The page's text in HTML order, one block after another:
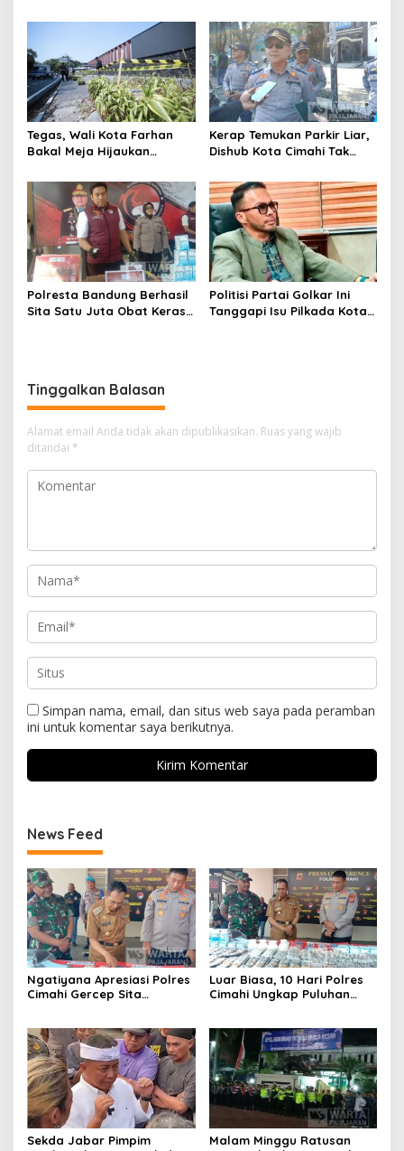
Cimahi Lakukan
Motor Berknalpot Brong
Tegas, Wali Kota Farhan
Bakal Meja Hijaukan
Riau
Kerap Temukan Parkir Liar,
Dishub Kota Cimahi Tak
Pembinaan
Polresta Bandung Berhasil
Sita Satu Juta Obat Keras
Politisi Partai Golkar Ini
Tanggapi Isu Pilkada Kota
Tinggalkan Balasan
Alamat email Anda tidak akan dipublikasikan. Ruas yang wajib
ditandai *
Simpan nama, email, dan situs web saya pada peramban
ini untuk komentar saya berikutnya.
News Feed
Ngatiyana Apresiasi Polres
Cimahi Gercep Sita
Luar Biasa, 10 Hari Polres
Cimahi Ungkap Puluhan
Sekda Jabar Pimpim
Malam Minggu Ratusan